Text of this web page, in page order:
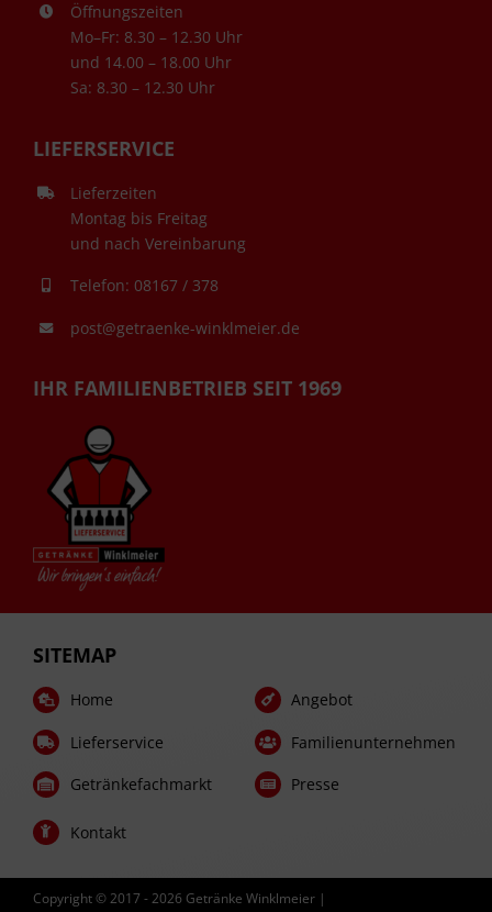
Öffnungszeiten
Mo–Fr: 8.30 – 12.30 Uhr
und 14.00 – 18.00 Uhr
Sa: 8.30 – 12.30 Uhr
LIEFERSERVICE
Lieferzeiten
Montag bis Freitag
und nach Vereinbarung
Telefon: 08167 / 378
post@getraenke-winklmeier.de
IHR FAMILIENBETRIEB SEIT 1969
SITEMAP
Home
Lieferservice
Getränkefachmarkt
Angebot
Familienunternehmen
Presse
Kontakt
Copyright © 2017 -2026 Getränke Winklmeier |